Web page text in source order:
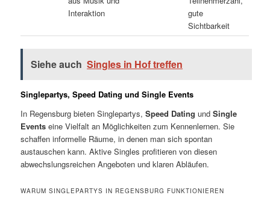
Interaktion
gute
Sichtbarkeit
Siehe auch Singles in Hof treffen
Singlepartys, Speed Dating und Single Events
In Regensburg bieten Singlepartys,Speed Dating undSingle
Events eine Vielfalt an Möglichkeiten zum Kennenlernen. Sie
schaffen informelle Räume, in denen man sich spontan
austauschen kann. Aktive Singles profitieren von diesen
abwechslungsreichen Angeboten und klaren Abläufen.
WARUM SINGLEPARTYS IN REGENSBURG FUNKTIONIEREN